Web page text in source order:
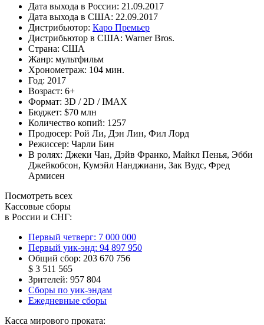
Дата выхода в России: 21.09.2017
Дата выхода в США: 22.09.2017
Дистрибьютор: Каро Премьер
Дистрибьютор в США: Warner Bros.
Страна: США
Жанр: мультфильм
Хронометраж: 104 мин.
Год: 2017
Возраст: 6+
Формат: 3D / 2D / IMAX
Бюджет: $70 млн
Количество копий: 1257
Продюсер: Рой Ли, Дэн Лин, Фил Лорд
Режиссер: Чарли Бин
В ролях: Джеки Чан, Дэйв Франко, Майкл Пенья, Эбби
Джейкобсон, Кумэйл Нанджиани, Зак Вудс, Фред
Армисен
Посмотреть всех
Кассовые сборы
в России и СНГ:
Первый четверг: 7 000 000
Первый уик-энд: 94 897 950
Общий сбор: 203 670 756
$ 3 511 565
Зрителей: 957 804
Сборы по уик-эндам
Ежедневные сборы
Касса мирового проката: